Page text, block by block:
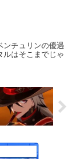
ンチュリンの優遇
ルはそこまでじゃ